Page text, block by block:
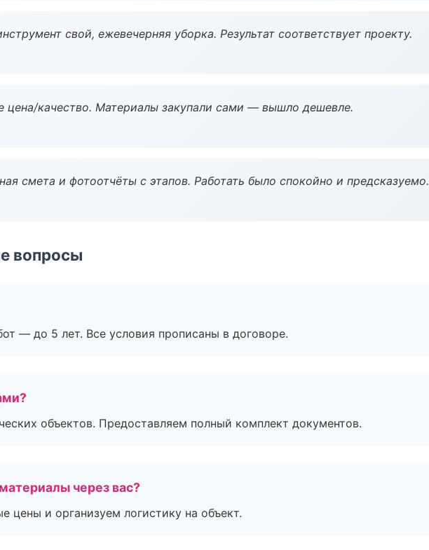
свой, ежевечерняя уборка. Результат соответствует проекту.
цена/качество. Материалы закупали сами — вышло дешевле.
смета и фотоотчёты с этапов. Работать было спокойно и предсказуемо.
вопросы
— до 5 лет. Все условия прописаны в договоре.
объектов. Предоставляем полный комплект документов.
через вас?
цены и организуем логистику на объект.